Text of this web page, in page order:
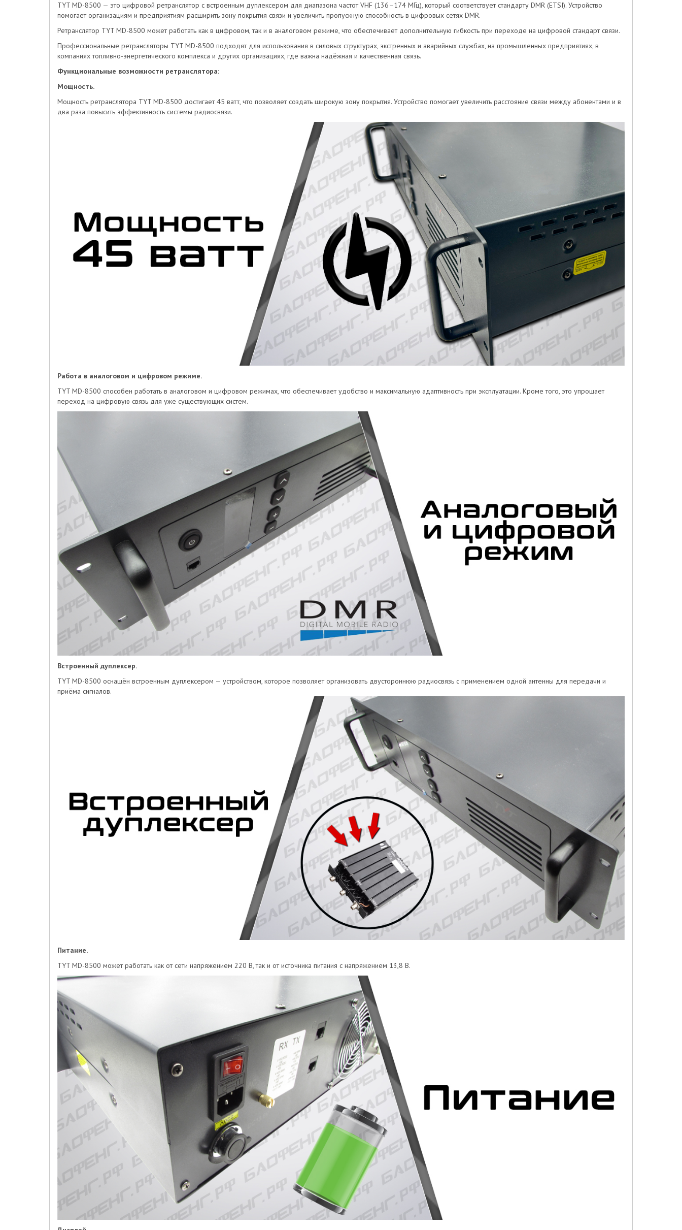
TYT MD-8500 — это цифровой ретранслятор с встроенным дуплексером для диапазона частот VHF (136–174 МГц), который соответствует стандарту DMR (ETSI). Устройство
помогает организациям и предприятиям расширить зону покрытия связи и увеличить пропускную способность в цифровых сетях DMR.
Ретранслятор TYT MD-8500 может работать как в цифровом, так и в аналоговом режиме, что обеспечивает дополнительную гибкость при переходе на цифровой стандарт связи.
Профессиональные ретрансляторы TYT MD-8500 подходят для использования в силовых структурах, экстренных и аварийных службах, на промышленных предприятиях, в
компаниях топливно-энергетического комплекса и других организациях, где важна надёжная и качественная связь.
Функциональные возможности ретранслятора:
Мощность.
Мощность ретранслятора TYT MD-8500 достигает 45 ватт, что позволяет создать широкую зону покрытия. Устройство помогает увеличить расстояние связи между абонентами и в
два раза повысить эффективность системы радиосвязи.
Работа в аналоговом и цифровом режиме.
TYT MD-8500 способен работать в аналоговом и цифровом режимах, что обеспечивает удобство и максимальную адаптивность при эксплуатации. Кроме того, это упрощает
переход на цифровую связь для уже существующих систем.
Встроенный дуплексер.
TYT MD-8500 оснащён встроенным дуплексером — устройством, которое позволяет организовать двустороннюю радиосвязь с применением одной антенны для передачи и
приёма сигналов.
Питание.
TYT MD-8500 может работать как от сети напряжением 220 В, так и от источника питания с напряжением 13,8 В.